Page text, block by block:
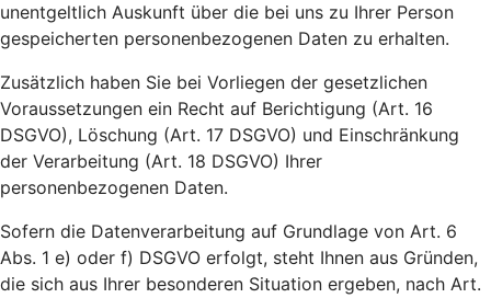
unentgeltlich Auskunft über die bei uns zu Ihrer Person
gespeicherten personenbezogenen Daten zu erhalten.
Zusätzlich haben Sie bei Vorliegen der gesetzlichen
Voraussetzungen ein Recht auf Berichtigung (Art. 16
DSGVO), Löschung (Art. 17 DSGVO) und Einschränkung
der Verarbeitung (Art. 18 DSGVO) Ihrer
personenbezogenen Daten.
Sofern die Datenverarbeitung auf Grundlage von Art. 6
Abs. 1 e) oder f) DSGVO erfolgt, steht Ihnen aus Gründen,
die sich aus Ihrer besonderen Situation ergeben, nach Art.